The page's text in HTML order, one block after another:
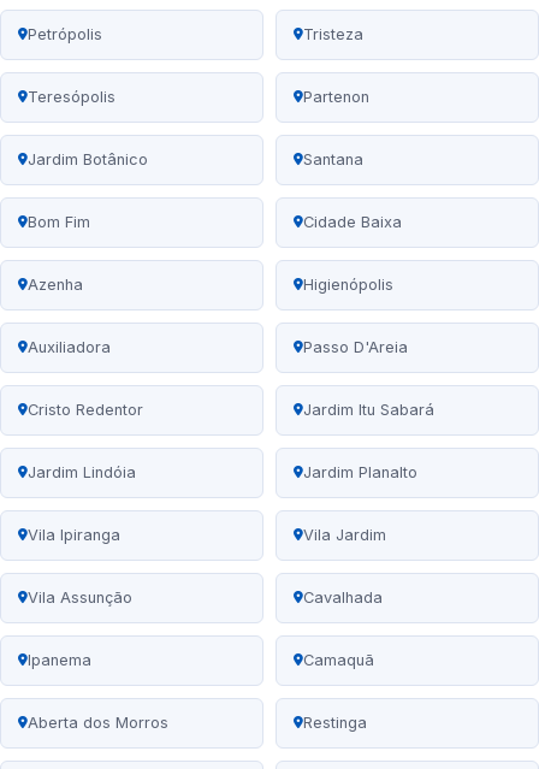
Petrópolis Tristeza
Teresópolis Partenon
Jardim Botânico Santana
Bom Fim Cidade Baixa
Azenha Higienópolis
Auxiliadora Passo D'Areia
Cristo Redentor Jardim Itu Sabará
Jardim Lindóia Jardim Planalto
Vila Ipiranga Vila Jardim
Vila Assunção Cavalhada
Ipanema Camaquã
Aberta dos Morros Restinga